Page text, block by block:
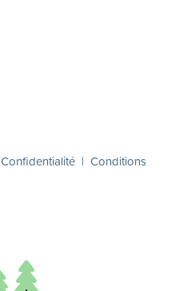
Confidentialité | Conditions